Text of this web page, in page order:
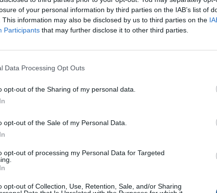
of your personal information by third parties on the IAB’s list of
This information may also be disclosed by us to third parties on the
Participants that may further disclose it to other third parties.
Data Processing Opt Outs
opt-out of the Sharing of my personal data.
opt-out of the Sale of my Personal Data.
opt-out of processing my Personal Data for Targeted
opt-out of Collection, Use, Retention, Sale, and/or Sharing
toyristikon-ploion/
το σκάφος και την ερασιτεχνική αλιεία. Σήμερα
ως τα 12 μέτρα με κάποιες φυσικά προϋποθέσεις όπως
υπάρχουν πολλοί που έχουν μπερδευτεί
το βράδυ, ή αν θα μπορέσουν να γυρίσουν από το
ήλιος
με το παραπάνω ΦΕΚ, είναι ότι η πλεύση ή η παραμονή στο
να μην παραμείνει εκτός κατά την διάρκεια της νύχτας
μέχρι την ανατολή αυτού).
να κάνουν λίγο ακόμα υπομονή!